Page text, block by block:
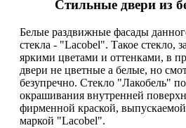
Стильные двери из
Белые раздвижные фасады
стекла - "Lacobel". Такое стекло,
яркими цветами и оттенками, в
двери не цветные а белые, но
безупречно. Стекло "Лакобель"
окрашивания внутренней
фирменной краской,
маркой "Lacobel".